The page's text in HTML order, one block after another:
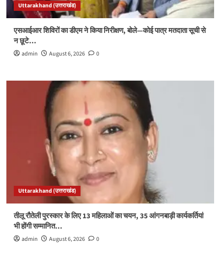
Uttarakhand (उत्तराखंड)
एसआईआर शिविरों का डीएम ने किया निरीक्षण, बोले—कोई पात्र मतदाता सूची से
न छूटे…
admin August 6, 2026 0
Uttarakhand (उत्तराखंड)
तीलू रौतेली पुरस्कार के लिए 13 महिलाओं का चयन, 35 आंगनबाड़ी कार्यकर्तियां
भी होंगी सम्मानित…
admin August 6, 2026 0